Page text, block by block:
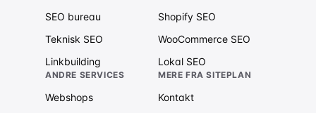
SEO bureau
Teknisk SEO
Linkbuilding
Shopify SEO
WooCommerce SEO
Lokal SEO
ANDRE SERVICES
Webshops
MERE FRA SITEPLAN
Kontakt